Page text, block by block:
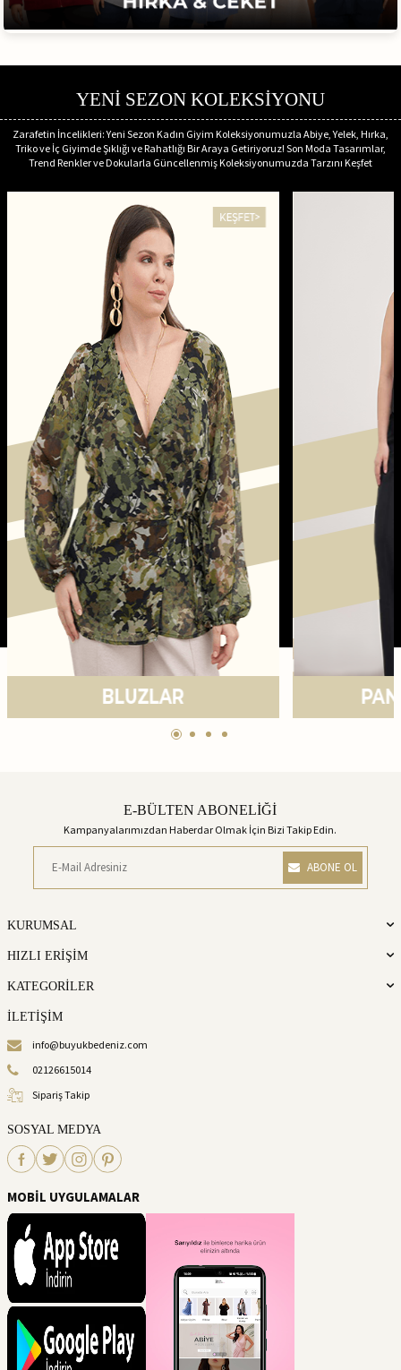
YENİ SEZON KOLEKSİYONU
Zarafetin İncelikleri: Yeni Sezon Kadın Giyim Koleksiyonumuzla Abiye, Yelek, Hırka,
Triko ve İç Giyimde Şıklığı ve Rahatlığı Bir Araya Getiriyoruz! Son Moda Tasarımlar,
Trend Renkler ve Dokularla Güncellenmiş Koleksiyonumuzda Tarzını Keşfet
E-BÜLTEN ABONELİĞİ
Kampanyalarımızdan Haberdar Olmak İçin Bizi Takip Edin.
ABONE OL
KURUMSAL
HIZLI ERİŞİM
KATEGORİLER
İLETİŞİM
info@buyukbedeniz.com
02126615014
Sipariş Takip
SOSYAL MEDYA
MOBİL UYGULAMALAR